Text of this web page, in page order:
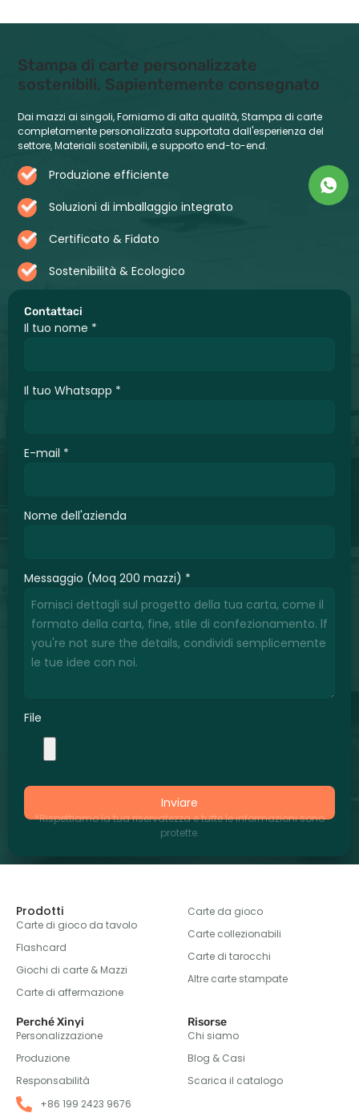
Contattaci
Il tuo nome *
Il tuo Whatsapp *
E-mail *
Nome dell'azienda
Messaggio (Moq 200 mazzi) *
File
Inviare
*Rispettiamo la tua riservatezza e tutte le informazioni sono
protette.
Stampa di carte personalizzate
sostenibili, Sapientemente consegnato
Dai mazzi ai singoli, Forniamo di alta qualità, Stampa di carte
completamente personalizzata supportata dall'esperienza del
settore, Materiali sostenibili, e supporto end-to-end.
Produzione efficiente
Soluzioni di imballaggio integrato
Certificato & Fidato
Sostenibilità & Ecologico
Prodotti
Carte di gioco da tavolo
Flashcard
Giochi di carte & Mazzi
Carte di affermazione
Carte da gioco
Carte collezionabili
Carte di tarocchi
Altre carte stampate
Perché Xinyi
Personalizzazione
Produzione
Responsabilità
Risorse
Chi siamo
Blog & Casi
Scarica il catalogo
+86 199 2423 9676